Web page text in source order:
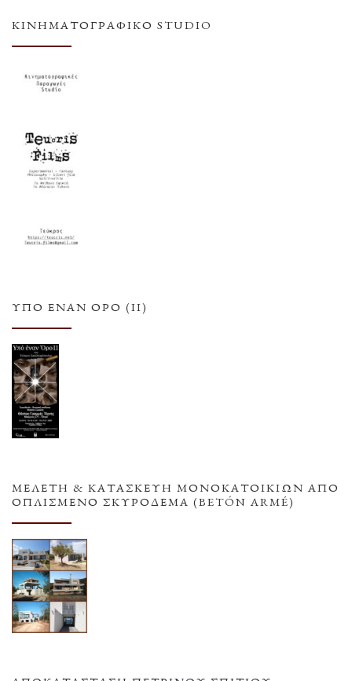
ΚΙΝΗΜΑΤΟΓΡΑΦΙΚΌ STUDIO
ΥΠΌ ΈΝΑΝ ΌΡΟ (ΙΙ)
ΜΕΛΕΤΗ & ΚΑΤΑΣΚΕΥΗ ΜΟΝΟΚΑΤΟΙΚΙΩΝ ΑΠΟ
ΟΠΛΙΣΜΕΝΟ ΣΚΥΡΟΔΕΜΑ (BETÓN ARMÉ)